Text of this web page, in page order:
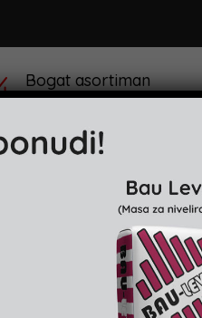
Bogat asortiman
preko 100 različitih proizvoda